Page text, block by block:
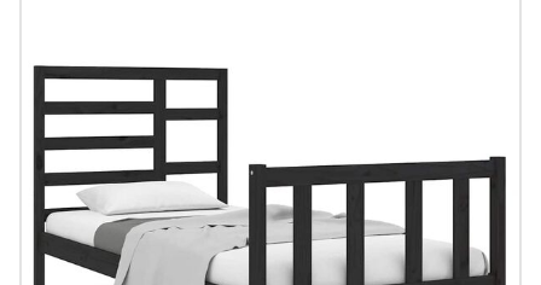
#sharemevidaxl